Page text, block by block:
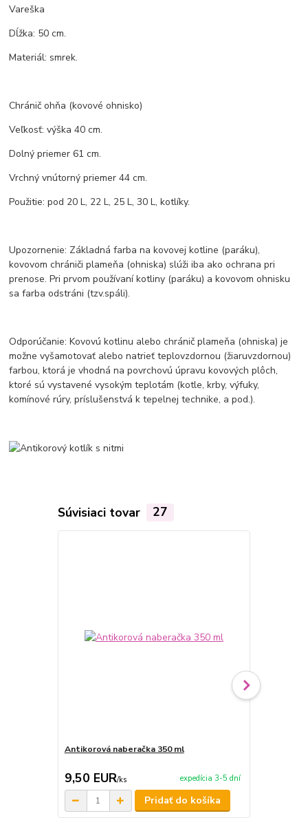
Vareška
Dĺžka: 50 cm.
Materiál: smrek.
Chránič ohňa (kovové ohnisko)
Veľkosť: výška 40 cm.
Dolný priemer 61 cm.
Vrchný vnútorný priemer 44 cm.
Použitie: pod 20 L, 22 L, 25 L, 30 L, kotlíky.
Upozornenie: Základná farba na kovovej kotline (paráku),
kovovom chrániči plameňa (ohniska) slúži iba ako ochrana pri
prenose. Pri prvom používaní kotliny (paráku) a kovovom ohnisku
sa farba odstráni (tzv.spáli).
Odporúčanie: Kovovú kotlinu alebo chránič plameňa (ohniska) je
možne vyšamotovať alebo natrieť teplovzdornou (žiaruvzdornou)
farbou, ktorá je vhodná na povrchovú úpravu kovových plôch,
ktoré sú vystavené vysokým teplotám (kotle, krby, výfuky,
komínové rúry, príslušenstvá k tepelnej technike, a pod.).
Súvisiaci tovar 27
Antikorová naberačka 350 ml
9,50 EUR/ks expedícia 3-5 dní
Pridať do košíka